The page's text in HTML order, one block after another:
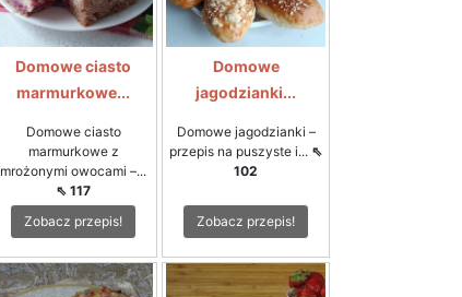
Domowe ciasto
marmurkowe...
Domowe ciasto
marmurkowe z
mrożonymi owocami –...
⇖ 117
Zobacz przepis!
Domowe
jagodzianki...
Domowe jagodzianki –
przepis na puszyste i... ⇖
102
Zobacz przepis!